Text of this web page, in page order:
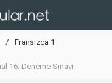
Fransızca 1
16. Deneme Sınavı